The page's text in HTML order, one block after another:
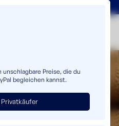
Preise, die du
begleichen kannst.